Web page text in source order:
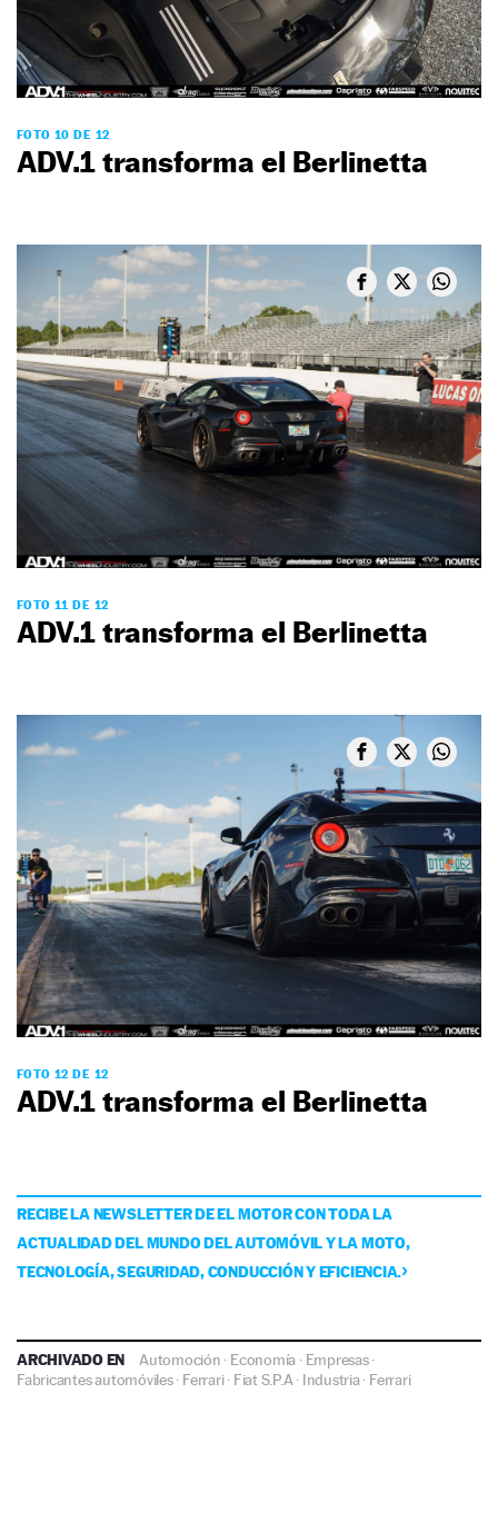
FOTO 10 DE 12
ADV.1 transforma el Berlinetta
FOTO 11 DE 12
ADV.1 transforma el Berlinetta
FOTO 12 DE 12
ADV.1 transforma el Berlinetta
RECIBE LA NEWSLETTER DE EL MOTOR CON TODA LA
ACTUALIDAD DEL MUNDO DEL AUTOMÓVIL Y LA MOTO,
TECNOLOGÍA, SEGURIDAD, CONDUCCIÓN Y EFICIENCIA.
ARCHIVADO EN Automoción · Economía · Empresas·
Fabricantes automóviles· Ferrari· Fiat S.P.A· Industria· Ferrari